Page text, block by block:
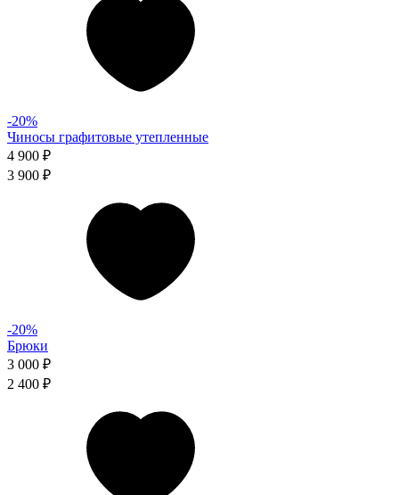
-20%
Чиносы графитовые утепленные
4 900 ₽
3 900 ₽
-20%
Брюки
3 000 ₽
2 400 ₽